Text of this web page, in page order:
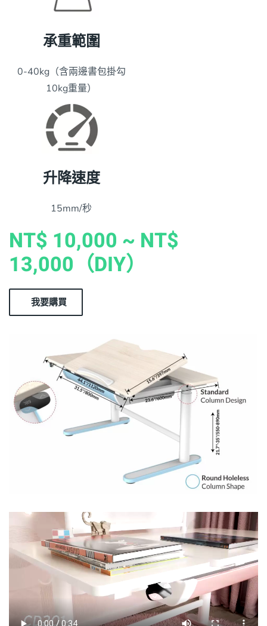
承重範圍
0-40kg（含兩邊書包掛勾
10kg重量）
升降速度
15mm/秒
NT$ 10,000 ~ NT$
13,000（DIY）
我要購買